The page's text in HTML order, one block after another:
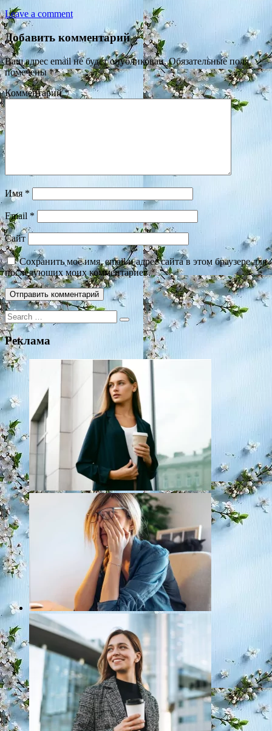
Leave a comment
Добавить комментарий
Ваш адрес email не будет опубликован. Обязательные поля
помечены*
Комментарий*
Имя *
Email *
Сайт
Сохранить моё имя, email и адрес сайта в этом браузере для
последующих моих комментариев.
Search
for:
Реклама